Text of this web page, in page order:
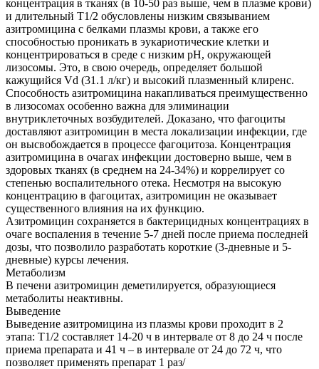
концентрация в тканях (в 10-50 раз выше, чем в плазме крови)
и длительный T1/2 обусловлены низким связыванием
азитромицина с белками плазмы крови, а также его
способностью проникать в эукариотические клетки и
концентрироваться в среде с низким рН, окружающей
лизосомы. Это, в свою очередь, определяет большой
кажущийся Vd (31.1 л/кг) и высокий плазменный клиренс.
Способность азитромицина накапливаться преимущественно
в лизосомах особенно важна для элиминации
внутриклеточных возбудителей. Доказано, что фагоциты
доставляют азитромицин в места локализации инфекции, где
он высвобождается в процессе фагоцитоза. Концентрация
азитромицина в очагах инфекции достоверно выше, чем в
здоровых тканях (в среднем на 24-34%) и коррелирует со
степенью воспалительного отека. Несмотря на высокую
концентрацию в фагоцитах, азитромицин не оказывает
существенного влияния на их функцию.
Азитромицин сохраняется в бактерицидных концентрациях в
очаге воспаления в течение 5-7 дней после приема последней
дозы, что позволило разработать короткие (3-дневные и 5-
дневные) курсы лечения.
Метаболизм
В печени азитромицин деметилируется, образующиеся
метаболиты неактивны.
Выведение
Выведение азитромицина из плазмы крови проходит в 2
этапа: T1/2 составляет 14-20 ч в интервале от 8 до 24 ч после
приема препарата и 41 ч – в интервале от 24 до 72 ч, что
позволяет применять препарат 1 раз/